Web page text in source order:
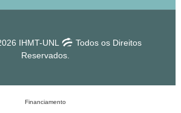
IHMT-UNL
Todos os Direitos
Reservados.
Financiamento